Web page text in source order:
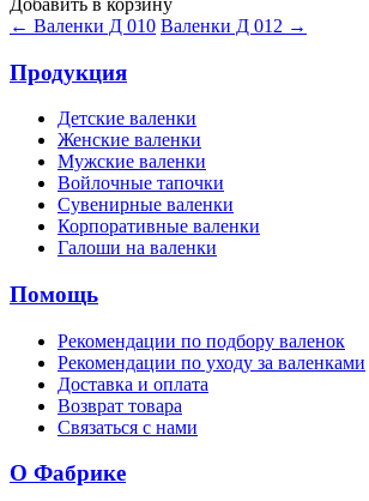
← Валенки Д 010 Валенки Д 012 →
Продукция
Детские валенки
Женские валенки
Мужские валенки
Войлочные тапочки
Сувенирные валенки
Корпоративные валенки
Галоши на валенки
Помощь
Рекомендации по подбору валенок
Рекомендации по уходу за валенками
Доставка и оплата
Возврат товара
Связаться с нами
О Фабрике